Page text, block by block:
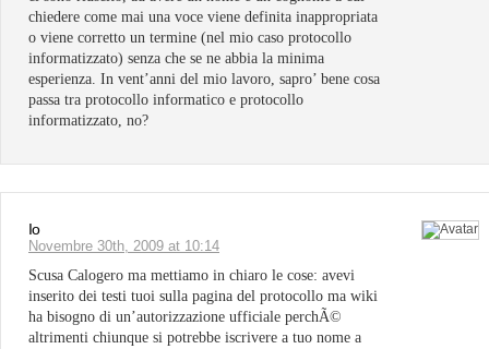
chiedere come mai una voce viene definita inappropriata
o viene corretto un termine (nel mio caso protocollo
informatizzato) senza che se ne abbia la minima
esperienza. In vent’anni del mio lavoro, sapro’ bene cosa
passa tra protocollo informatico e protocollo
informatizzato, no?
Io
Novembre 30th, 2009 at 10:14
Scusa Calogero ma mettiamo in chiaro le cose: avevi
inserito dei testi tuoi sulla pagina del protocollo ma wiki
ha bisogno di un’autorizzazione ufficiale perchÃ©
altrimenti chiunque si potrebbe iscrivere a tuo nome a